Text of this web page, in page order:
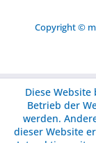
Copyright ©
Diese
Betrieb der
werden.
dieser Website